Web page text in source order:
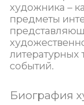
художника –
предметы
литературных
событий.
Биография